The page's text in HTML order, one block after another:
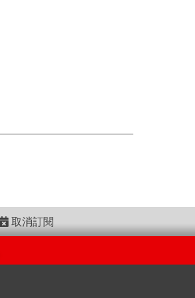
取消訂閱